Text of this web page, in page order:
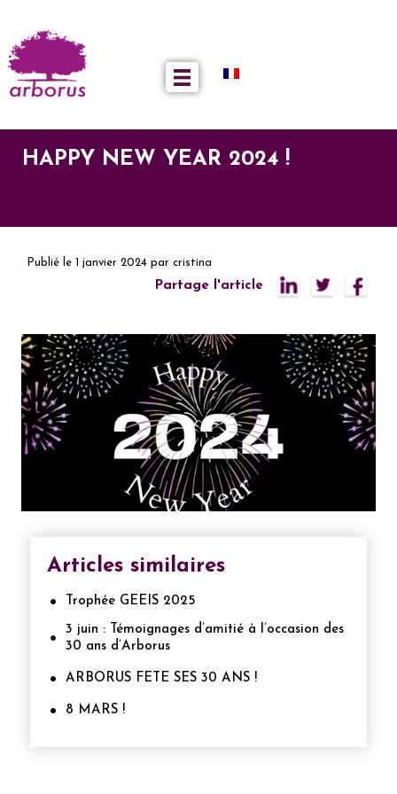
HAPPY NEW YEAR 2024 !
Publié le 1 janvier 2024 par cristina
Partage l'article
Articles similaires
Trophée GEEIS 2025
3 juin : Témoignages d’amitié à l’occasion des
30 ans d’Arborus
ARBORUS FETE SES 30 ANS !
8 MARS !